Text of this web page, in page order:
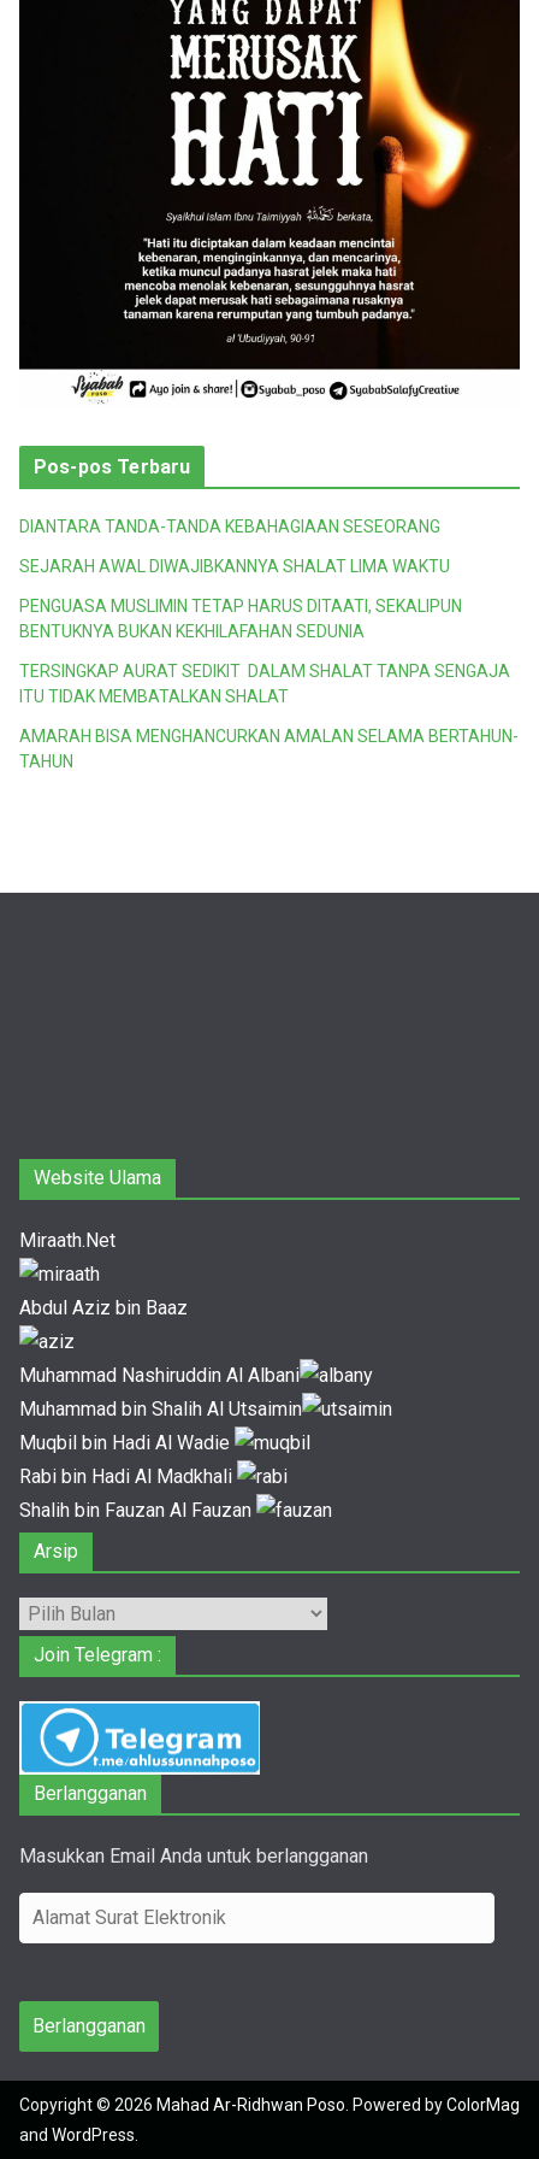
Pos-pos Terbaru
DIANTARA TANDA-TANDA KEBAHAGIAAN SESEORANG
SEJARAH AWAL DIWAJIBKANNYA SHALAT LIMA WAKTU
PENGUASA MUSLIMIN TETAP HARUS DITAATI, SEKALIPUN
BENTUKNYA BUKAN KEKHILAFAHAN SEDUNIA
TERSINGKAP AURAT SEDIKIT DALAM SHALAT TANPA SENGAJA
ITU TIDAK MEMBATALKAN SHALAT
AMARAH BISA MENGHANCURKAN AMALAN SELAMA BERTAHUN-
TAHUN
Website Ulama
Miraath.Net
Abdul Aziz bin Baaz
Muhammad Nashiruddin Al Albani
Muhammad bin Shalih Al Utsaimin
Muqbil bin Hadi Al Wadie
Rabi bin Hadi Al Madkhali
Shalih bin Fauzan Al Fauzan
Arsip
Arsip
Join Telegram :
Berlangganan
Masukkan Email Anda untuk berlangganan
l
m
t
S
u
Berlangganan
Copyright © 2026 Mahad Ar-Ridhwan Poso . Powered byColorMag
and WordPress